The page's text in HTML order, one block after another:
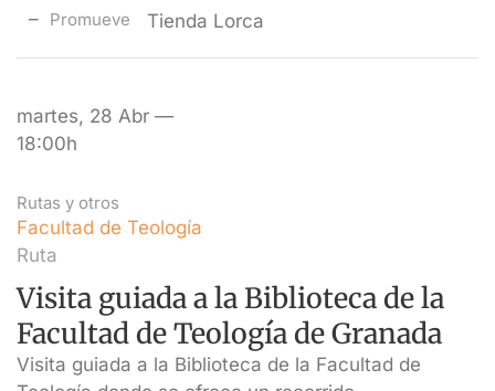
Promueve Tienda Lorca
martes, 28 Abr —
18:00h
Rutas y otros
Facultad de Teología
Ruta
Visita guiada a la Biblioteca de la
Facultad de Teología de Granada
Visita guiada a la Biblioteca de la Facultad de